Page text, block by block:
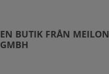
EN BUTIK FRÅN MEILON
GMBH